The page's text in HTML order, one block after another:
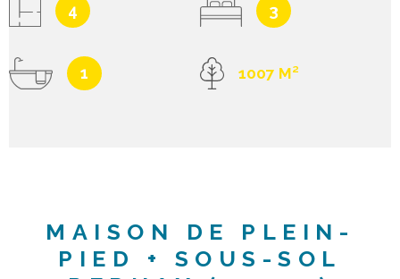
4 3
1 1007 M²
MAISON DE PLEIN-
PIED + SOUS-SOL